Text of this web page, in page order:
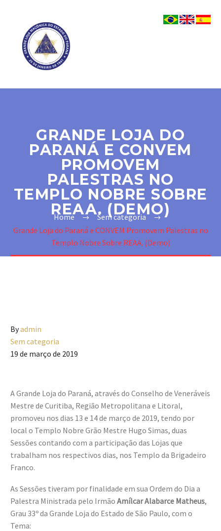
GRANDE LOJA DO
PARANÁ E CONVEM
PROMOVEM
PALESTRAS NO
TEMPLO NOBRE SOBRE
REAA. (DEMO)
Home
Sem categoria
Grande Loja do Paraná e CONVEM Promovem Palestras no
Templo Nobre Sobre REAA. (Demo)
Byadmin
Sem categoria
19 de março de 2019
A Grande Loja do Paraná, através do Conselho de Veneráveis
Mestre de Curitiba, Região Metropolitana e Litoral,
promoveu nos dias 13 e 14 de março de 2019, tendo por
local o Templo Nobre Grão Mestre Hugo Simas, duas
Sessões contando com a participação das Lojas que
trabalham nos respectivos dias, nos Templo da Brigadeiro
Franco.
As Sessões tiveram por finalidade em sua Ordem do Dia a
Palestra Ministrada pelo Irmão Amílcar Alabarce Matheus,
Grau 33º da Grande Loja do Estado de São Paulo, com o
Tema: